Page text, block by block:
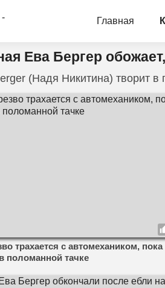
Главная
Ева Бергер
(Надя Никитина) творит в
трахается с автомехаником, пока
поломанной тачке